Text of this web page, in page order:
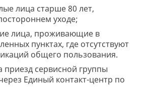
старше 80 лет,
уходе;
проживающие в
пунктах, где отсутствуют
общего пользования.
приезд сервисной группы
Единый контакт-центр по